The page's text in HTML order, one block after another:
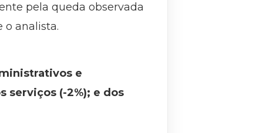
pela queda observada
o analista.
e
serviços (-2%); e dos